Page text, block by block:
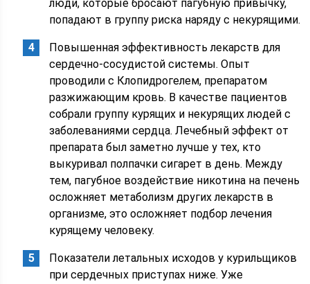
люди, которые бросают пагубную привычку,
попадают в группу риска наряду с некурящими.
Повышенная эффективность лекарств для
сердечно-сосудистой системы. Опыт
проводили с Клопидрогелем, препаратом
разжижающим кровь. В качестве пациентов
собрали группу курящих и некурящих людей с
заболеваниями сердца. Лечебный эффект от
препарата был заметно лучше у тех, кто
выкуривал полпачки сигарет в день. Между
тем, пагубное воздействие никотина на печень
осложняет метаболизм других лекарств в
организме, это осложняет подбор лечения
курящему человеку.
Показатели летальных исходов у курильщиков
при сердечных приступах ниже. Уже